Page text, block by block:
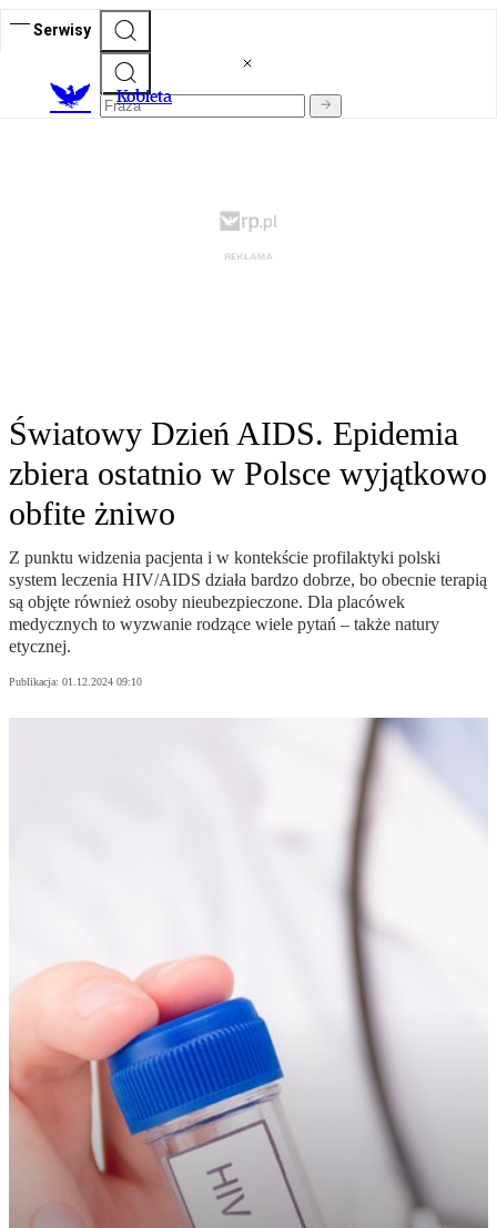
Serwisy
Kobieta
Światowy Dzień AIDS. Epidemia
zbiera ostatnio w Polsce wyjątkowo
obfite żniwo
Z punktu widzenia pacjenta i w kontekście profilaktyki polski
system leczenia HIV/AIDS działa bardzo dobrze, bo obecnie terapią
są objęte również osoby nieubezpieczone. Dla placówek
medycznych to wyzwanie rodzące wiele pytań – także natury
etycznej.
Publikacja: 01.12.2024 09:10